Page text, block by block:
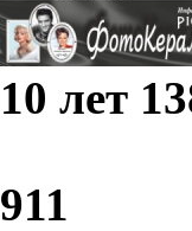
10 лет
911